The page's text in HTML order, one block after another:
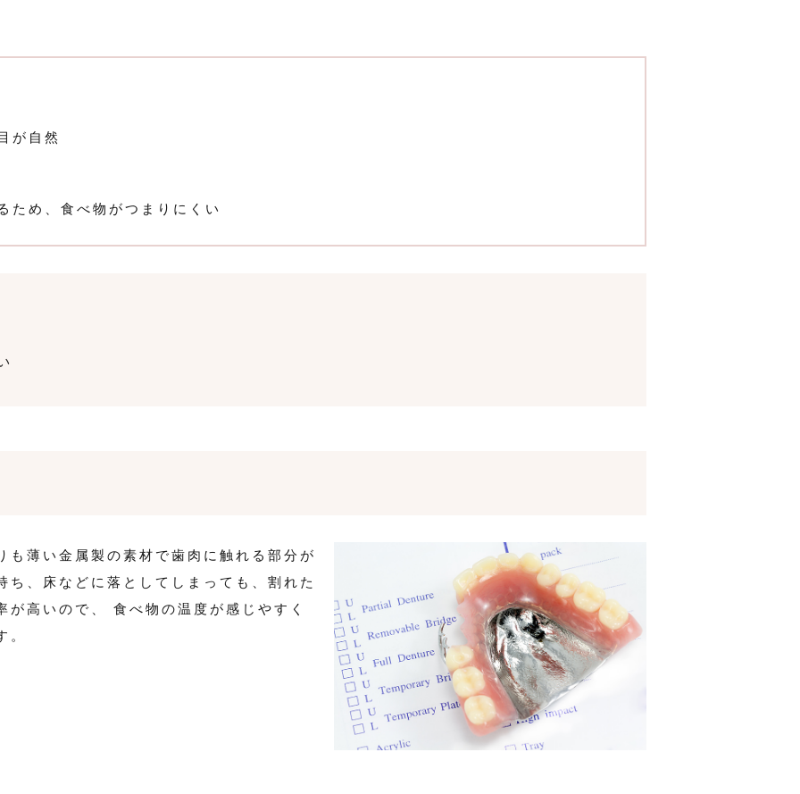
が自然
ため、食べ物がつまりにくい
も薄い金属製の素材で歯肉に触れる部分が
ち、床などに落としてしまっても、割れた
高いので、 食べ物の温度が感じやすく
。